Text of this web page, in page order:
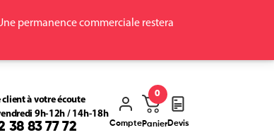
permanence commerciale restera
client à votre écoute
9h-12h / 14h-18h
38 83 77 72 ComptePanier
0
Devis